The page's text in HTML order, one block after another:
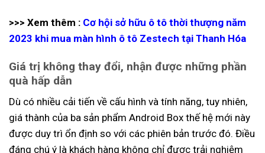
>>> Xem thêm : Cơ hội sở hữu ô tô thời thượng năm
2023 khi mua màn hình ô tô Zestech tại Thanh Hóa
Giá trị không thay đổi, nhận được những phần
quà hấp dẫn
Dù có nhiều cải tiến về cấu hình và tính năng, tuy nhiên,
giá thành của ba sản phẩm Android Box thế hệ mới này
được duy trì ổn định so với các phiên bản trước đó. Điều
đáng chú ý là khách hàng không chỉ được trải nghiệm